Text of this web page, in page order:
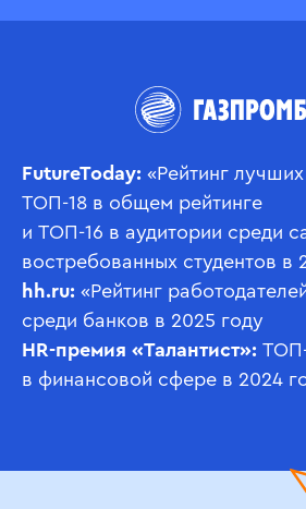
FutureToday: «Рейтинг
ТОП-18 в общем рейтинге
и ТОП-16 в аудитории среди
востребованных студентов в
hh.ru: «Рейтинг
среди банков в 2025 году
HR-премия «Талантист»:
в финансовой сфере в 2024